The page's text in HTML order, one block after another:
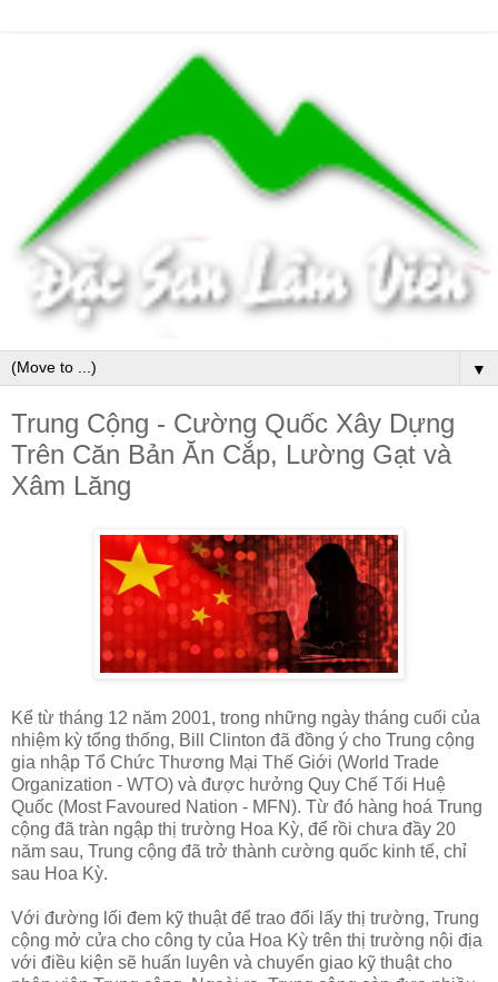
▼
Trung Cộng - Cường Quốc Xây Dựng
Trên Căn Bản Ăn Cắp, Lường Gạt và
Xâm Lăng
Kể từ tháng 12 năm 2001, trong những ngày tháng cuối của
nhiệm kỳ tổng thống, Bill Clinton đã đồng ý cho Trung cộng
gia nhập Tổ Chức Thương Mại Thế Giới (World Trade
Organization - WTO) và được hưởng Quy Chế Tối Huệ
Quốc (Most Favoured Nation - MFN). Từ đó hàng hoá Trung
cộng đã tràn ngập thị trường Hoa Kỳ, để rồi chưa đầy 20
năm sau, Trung cộng đã trở thành cường quốc kinh tế, chỉ
sau Hoa Kỳ.
Với đường lối đem kỹ thuật để trao đổi lấy thị trường, Trung
cộng mở cửa cho công ty của Hoa Kỳ trên thị trường nội địa
với điều kiện sẽ huấn luyên và chuyển giao kỹ thuật cho